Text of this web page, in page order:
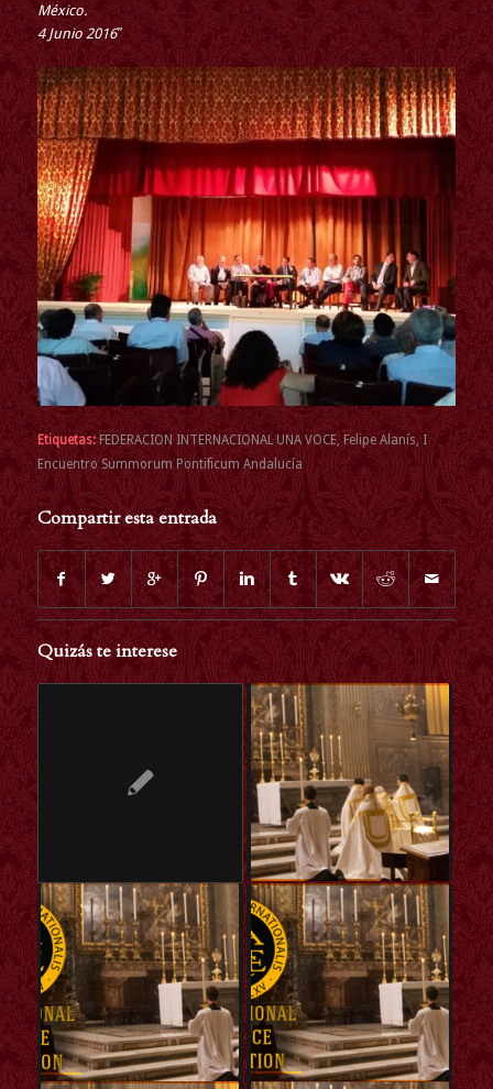
México.
4 Junio 2016″
Etiquetas: FEDERACION INTERNACIONAL UNA VOCE, Felipe Alanís, I
Encuentro Summorum Pontificum Andalucía
Compartir esta entrada
Quizás te interese